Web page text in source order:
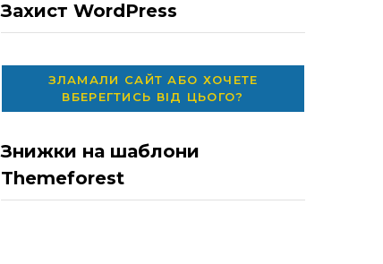
Захист WordPress
ЗЛАМАЛИ САЙТ АБО ХОЧЕТЕ
ВБЕРЕГТИСЬ ВІД ЦЬОГО?
Знижки на шаблони
Themeforest